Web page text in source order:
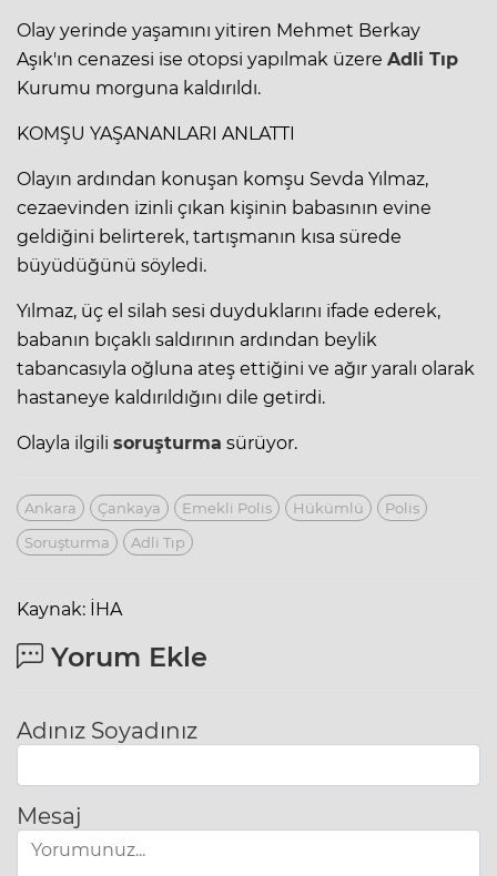
Olay yerinde yaşamını yitiren Mehmet Berkay
Aşık'ın cenazesi ise otopsi yapılmak üzere Adli Tıp
Kurumu morguna kaldırıldı.
KOMŞU YAŞANANLARI ANLATTI
Olayın ardından konuşan komşu Sevda Yılmaz,
cezaevinden izinli çıkan kişinin babasının evine
geldiğini belirterek, tartışmanın kısa sürede
büyüdüğünü söyledi.
Yılmaz, üç el silah sesi duyduklarını ifade ederek,
babanın bıçaklı saldırının ardından beylik
tabancasıyla oğluna ateş ettiğini ve ağır yaralı olarak
hastaneye kaldırıldığını dile getirdi.
Olayla ilgili soruşturma sürüyor.
Ankara Çankaya Emekli Polis Hükümlü
Polis
Soruşturma
Adli Tıp
Kaynak: İHA
Yorum Ekle
Adınız Soyadınız
Mesaj